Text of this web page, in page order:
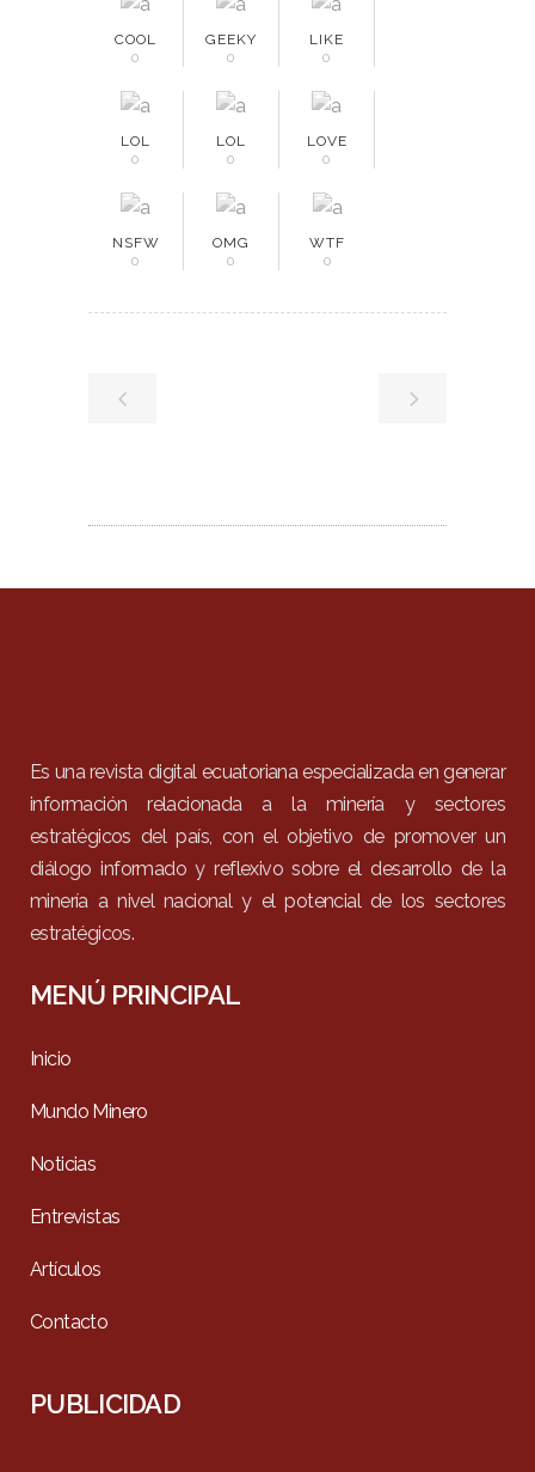
COOL
0
GEEKY
0
LIKE
0
LOL
0
LOL
0
LOVE
0
NSFW
0
OMG
0
WTF
0
Es una revista digital ecuatoriana especializada en generar
información relacionada a la minería y sectores
estratégicos del país, con el objetivo de promover un
diálogo informado y reflexivo sobre el desarrollo de la
minería a nivel nacional y el potencial de los sectores
estratégicos.
MENÚ PRINCIPAL
Inicio
Mundo Minero
Noticias
Entrevistas
Artículos
Contacto
PUBLICIDAD